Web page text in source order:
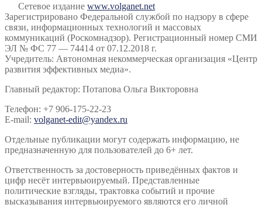
Сетевое издание www.volganet.net
Зарегистрировано Федеральной службой по надзору в сфере
связи, информационных технологий и массовых
коммуникаций (Роскомнадзор). Регистрационный номер СМИ
ЭЛ № ФС 77 — 74414 от 07.12.2018 г.
Учредитель: Автономная некоммерческая организация «Центр
развития эффективных медиа».
Главный редактор: Потапова Ольга Викторовна
Телефон: +7 906-175-22-23
E-mail: volganet-edit@yandex.ru
Отдельные публикации могут содержать информацию, не
предназначенную для пользователей до 6+ лет.
Ответственность за достоверность приведённых фактов и
цифр несёт интервьюируемый. Представленные
политические взгляды, трактовка событий и прочие
высказывания интервьюируемого являются его личной